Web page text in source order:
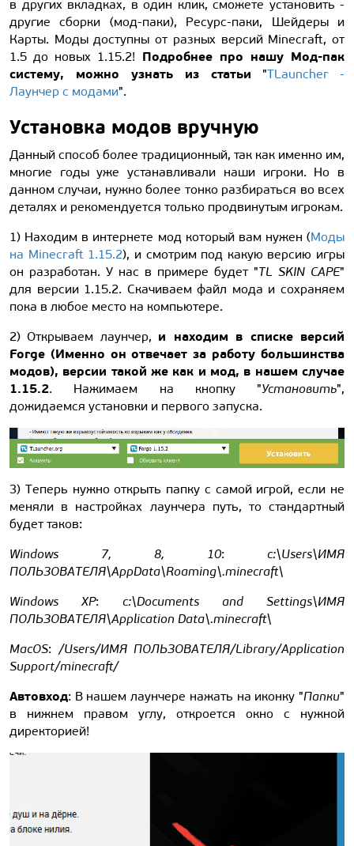
в других вкладках, в один клик, сможете установить -
другие сборки (мод-паки), Ресурс-паки, Шейдеры и
Карты. Моды доступны от разных версий Minecraft, от
1.5 до новых 1.15.2! Подробнее про нашу Мод-пак
систему, можно узнать из статьи "TLauncher -
Лаунчер с модами".
Установка модов вручную
Данный способ более традиционный, так как именно им,
многие годы уже устанавливали наши игроки. Но в
данном случаи, нужно более тонко разбираться во всех
деталях и рекомендуется только продвинутым игрокам.
1) Находим в интернете мод который вам нужен (Моды
на Minecraft 1.15.2), и смотрим под какую версию игры
он разработан. У нас в примере будет "TL SKIN CAPE"
для версии 1.15.2. Скачиваем файл мода и сохраняем
пока в любое место на компьютере.
2) Открываем лаунчер, и находим в списке версий
Forge (Именно он отвечает за работу большинства
модов), версии такой же как и мод, в нашем случае
1.15.2. Нажимаем на кнопку "Установить",
дожидаемся установки и первого запуска.
3) Теперь нужно открыть папку с самой игрой, если не
меняли в настройках лаунчера путь, то стандартный
будет таков:
Windows 7, 8, 10: c:\Users\ИМЯ
ПОЛЬЗОВАТЕЛЯ\AppData\Roaming\.minecraft\
Windows XP: c:\Documents and Settings\ИМЯ
ПОЛЬЗОВАТЕЛЯ\Application Data\.minecraft\
MacOS: /Users/ИМЯ ПОЛЬЗОВАТЕЛЯ/Library/Application
Support/minecraft/
Автовход: В нашем лаунчере нажать на иконку "Папки"
в нижнем правом углу, откроется окно с нужной
директорией!